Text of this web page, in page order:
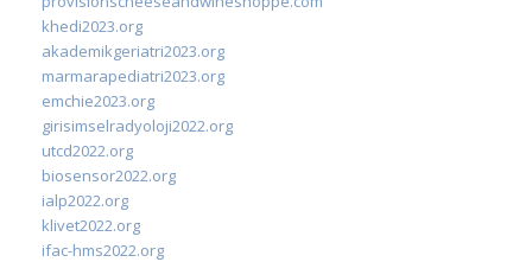
khedi2023.org
akademikgeriatri2023.org
marmarapediatri2023.org
emchie2023.org
girisimselradyoloji2022.org
utcd2022.org
biosensor2022.org
ialp2022.org
klivet2022.org
ifac-hms2022.org